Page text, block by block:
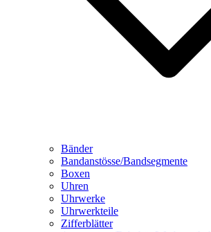
Bänder
Bandanstösse/Bandsegmente
Boxen
Uhren
Uhrwerke
Uhrwerkteile
Zifferblätter